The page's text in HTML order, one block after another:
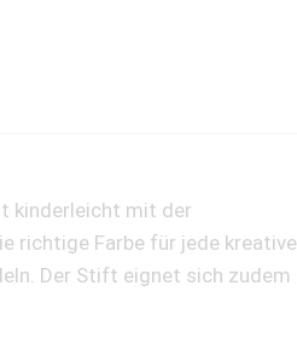
kinderleicht mit der
richtige Farbe für jede kreative
Der Stift eignet sich zudem